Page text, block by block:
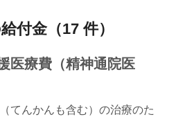
付金（17 件）
医療費（精神通院医
てんかんも含む）の治療のた